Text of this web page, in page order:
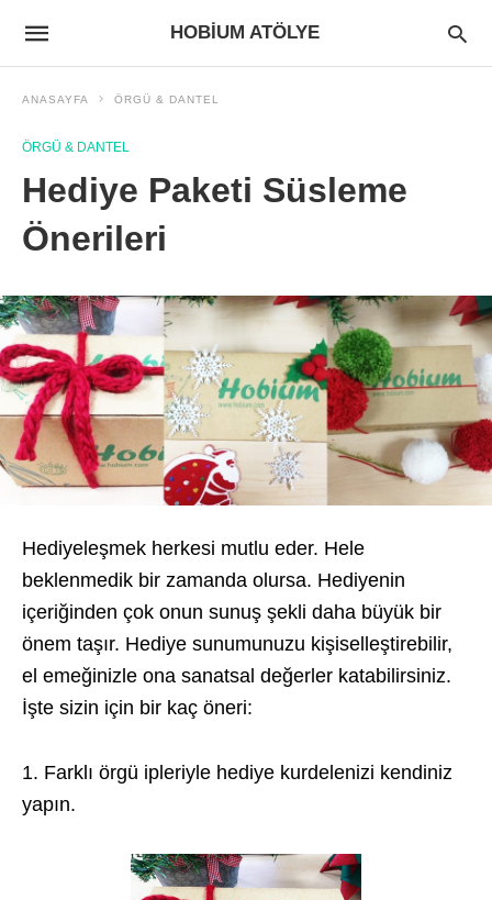
HOBIUM ATÖLYE
ANASAYFA ÖRGÜ & DANTEL
ÖRGÜ & DANTEL
​Hediye Paketi Süsleme
Önerileri
Hediyeleşmek herkesi mutlu eder. Hele
beklenmedik bir zamanda olursa. Hediyenin
içeriğinden çok onun sunuş şekli daha büyük bir
önem taşır. Hediye sunumunuzu kişiselleştirebilir,
el emeğinizle ona sanatsal değerler katabilirsiniz.
İşte sizin için bir kaç öneri:
1. Farklı örgü ipleriyle hediye kurdelenizi kendiniz
yapın.